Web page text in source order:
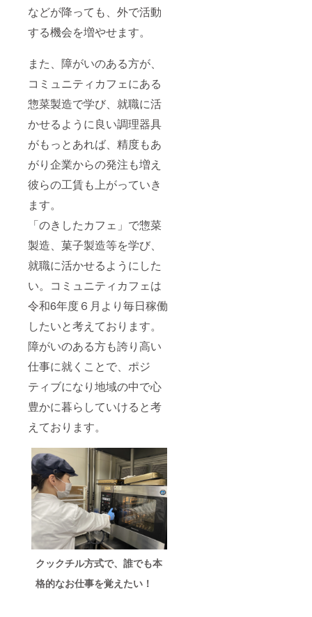
などが降っても、外で活動
する機会を増やせます。
また、障がいのある方が、
コミュニティカフェにある
惣菜製造で学び、就職に活
かせるように良い調理器具
がもっとあれば、精度もあ
がり企業からの発注も増え
彼らの工賃も上がっていき
ます。
「のきしたカフェ」で惣菜
製造、菓子製造等を学び、
就職に活かせるようにした
い。コミュニティカフェは
令和6年度６月より毎日稼働
したいと考えております。
障がいのある方も誇り高い
仕事に就くことで、ポジ
ティブになり地域の中で心
豊かに暮らしていけると考
えております。
クックチル方式で、誰でも本
格的なお仕事を覚えたい！